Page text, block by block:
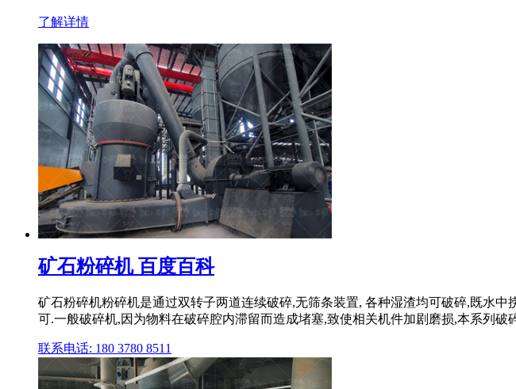
了解详情
矿石粉碎机 百度百科
矿石粉碎机粉碎机是通过双转子两道连续破碎,无筛条装置, 各种湿渣均可破碎,既水
可.一般破碎机,因为物料在破碎腔内滞留而造成堵塞,致使相关机件加剧磨损,本系列破
联系电话: 180 3780 8511